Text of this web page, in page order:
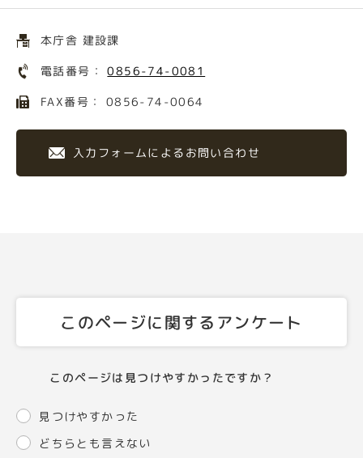
本庁舎 建設課
電話番号：0856-74-0081
FAX番号： 0856-74-0064
入力フォームによるお問い合わせ
このページに関するアンケート
このページは見つけやすかったですか？
見つけやすかった
どちらとも言えない